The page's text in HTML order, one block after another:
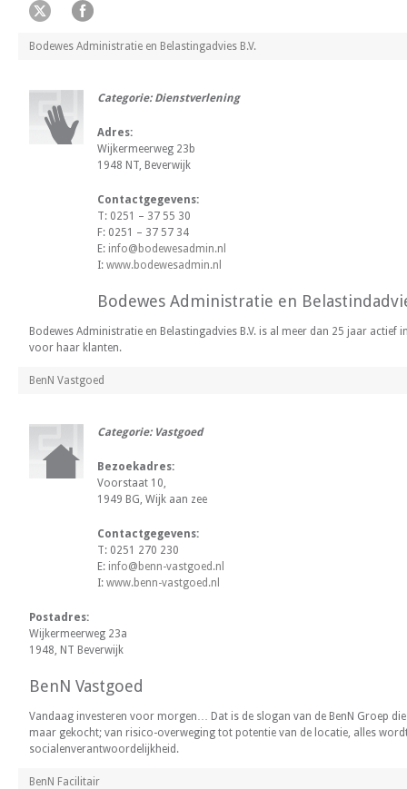
Bodewes Administratie en Belastingadvies B.V.
Categorie: Dienstverlening
Adres:
Wijkermeerweg 23b
1948 NT, Beverwijk
Contactgegevens:
T: 0251 – 37 55 30
F: 0251 – 37 57 34
E: info@bodewesadmin.nl
I: www.bodewesadmin.nl
Bodewes Administratie en
Bodewes Administratie en Belastingadvies B.V. is al meer dan 25 jaar
voor haar klanten.
BenN Vastgoed
Categorie: Vastgoed
Bezoekadres:
Voorstaat 10,
1949 BG, Wijk aan zee
Contactgegevens:
T: 0251 270 230
E: info@benn-vastgoed.nl
I: www.benn-vastgoed.nl
Postadres:
Wijkermeerweg 23a
1948, NT Beverwijk
BenN Vastgoed
Vandaag investeren voor morgen… Dat is de slogan van de BenN Groep
maar gekocht; van risico-overweging tot potentie van de locatie, alles
socialenverantwoordelijkheid.
BenN Facilitair